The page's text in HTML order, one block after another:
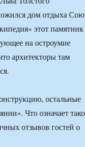
дом отдыха
этот памятник
на остроумие
архитекторы там
остальные
Что означает
отзывов гостей о